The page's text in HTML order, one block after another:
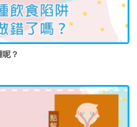
？